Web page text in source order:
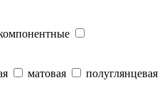
матовая
полуглянцевая